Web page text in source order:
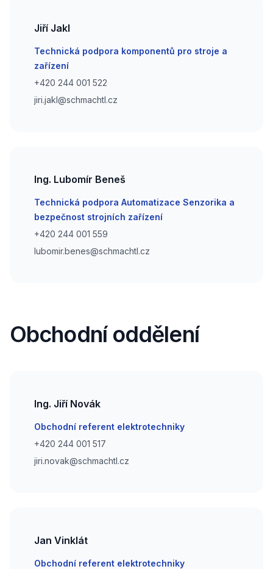
Jiří Jakl
Email
Technická podpora komponentů pro stroje a
zařízení
Phone number
+420 244 001 522
Phone number
jiri.jakl@schmachtl.cz
Ing. Lubomír Beneš
Email
Technická podpora Automatizace Senzorika a
bezpečnost strojních zařízení
Phone number
+420 244 001 559
Phone number
lubomir.benes@schmachtl.cz
Obchodní oddělení
Ing. Jiří Novák
Email
Obchodní referent elektrotechniky
Phone number
+420 244 001 517
Phone number
jiri.novak@schmachtl.cz
Jan Vinklát
Email
Obchodní referent elektrotechniky